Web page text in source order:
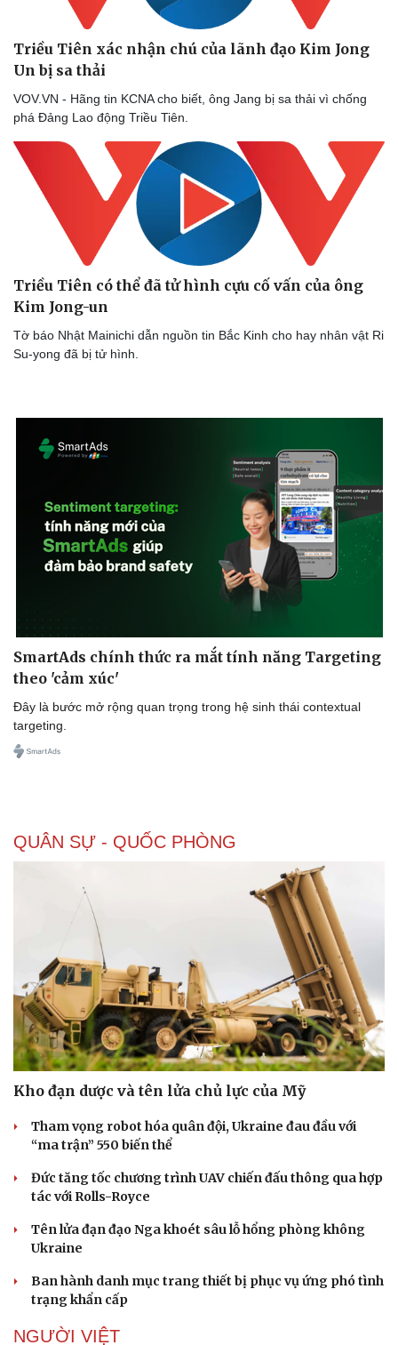
Thông tin doanh nghiệp
Doanh nghiệp 24h
Doanh nhân
Vì cộng đồng
Sành điệu
Trải nghiệm
Chuyển đổi số
Sức khỏe
Triều Tiên xác nhận chú của lãnh đạo Kim Jong
Un bị sa thải
VOV.VN - Hãng tin KCNA cho biết, ông Jang bị sa thải vì chống
phá Đảng Lao động Triều Tiên.
Triều Tiên có thể đã tử hình cựu cố vấn của ông
Kim Jong-un
Tờ báo Nhật Mainichi dẫn nguồn tin Bắc Kinh cho hay nhân vật Ri
Su-yong đã bị tử hình.
SmartAds chính thức ra mắt tính năng Targeting
theo 'cảm xúc'
Đây là bước mở rộng quan trọng trong hệ sinh thái contextual
targeting.
QUÂN SỰ - QUỐC PHÒNG
Kho đạn dược và tên lửa chủ lực của Mỹ
Tham vọng robot hóa quân đội, Ukraine đau đầu với
“ma trận” 550 biến thể
Đức tăng tốc chương trình UAV chiến đấu thông qua hợp
tác với Rolls-Royce
Tên lửa đạn đạo Nga khoét sâu lỗ hổng phòng không
Ukraine
Ban hành danh mục trang thiết bị phục vụ ứng phó tình
trạng khẩn cấp
NGƯỜI VIỆT